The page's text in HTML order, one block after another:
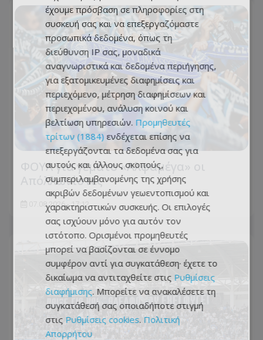
ΦΟΥΛ για γεμάτο «Αλφαμέγα» οι
Απόλλωνίστες
07.08.2026 - 17:12
έχουμε πρόσβαση σε πληροφορίες στη
συσκευή σας και να επεξεργαζόμαστε
προσωπικά δεδομένα, όπως τη
διεύθυνση IP σας, μοναδικά
αναγνωριστικά και δεδομένα περιήγησης,
για εξατομικευμένες διαφημίσεις και
περιεχόμενο, μέτρηση διαφημίσεων και
περιεχομένου, ανάλυση κοινού και
βελτίωση υπηρεσιών. Προμηθευτές
τρίτων (1884) ενδέχεται επίσης να
επεξεργάζονται τα δεδομένα σας για
αυτούς και άλλους σκοπούς,
συμπεριλαμβανομένης της χρήσης
ακριβών δεδομένων γεωεντοπισμού και
χαρακτηριστικών συσκευής. Οι επιλογές
σας ισχύουν μόνο για αυτόν τον
ιστότοπο. Ορισμένοι προμηθευτές
μπορεί να βασίζονται σε έννομο
συμφέρον αντί για συγκατάθεση· έχετε το
δικαίωμα να αντιταχθείτε στις Ρυθμίσεις
διαφήμισης. Μπορείτε να ανακαλέσετε τη
συγκατάθεσή σας οποιαδήποτε στιγμή
στις Ρυθμίσεις cookies. Πολιτική
Απορρήτου